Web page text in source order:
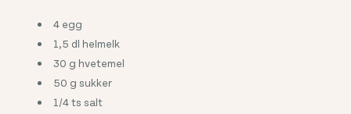
4 egg
1,5 dl helmelk
30 g hvetemel
50 g sukker
1/4 ts salt